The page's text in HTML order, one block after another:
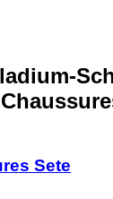
Sete